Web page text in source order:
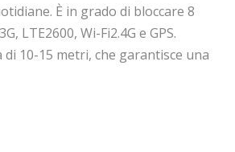
È in grado di bloccare 8
LTE2600, Wi-Fi2.4G e GPS.
10-15 metri, che garantisce una